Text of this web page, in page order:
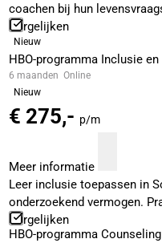
coachen bij hun
Vergelijken
Nieuw
HBO-programma Inclusie
6 maanden Online
Nieuw
€ 275,- p/m
Meer informatie
Leer inclusie toepassen in
onderzoekend vermogen.
Vergelijken
HBO-programma Counseling